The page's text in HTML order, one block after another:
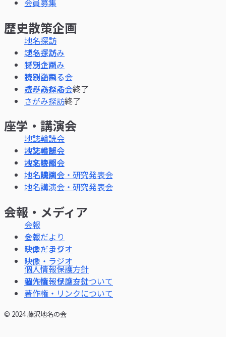
歴史散策企画
地名探訪
ブラさがみ
特別企画
読み訪ねる会終了
さがみ探訪終了
座学・講演会
地誌輪読会
古文書部会
地名映画会
地名講演会・研究発表会
会報・メディア
会報
ミニだより
映像・ラジオ
個人情報保護方針
著作権・リンクについて
© 2024 藤沢地名の会